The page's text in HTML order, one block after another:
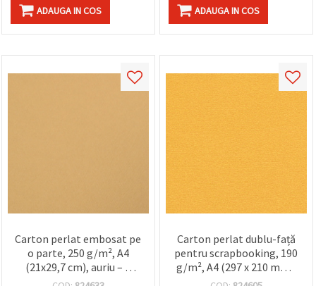
ADAUGA IN COS ADAUGA IN COS
Carton perlat embosat pe
o parte, 250 g/m², A4
(21x29,7 cm), auriu – 1
bucată
Carton perlat dublu-față
pentru scrapbooking, 190
g/m², A4 (297 x 210 mm),
galben închis – 1 coală